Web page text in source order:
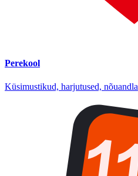
Perekool
Küsimustikud, harjutused, nõuandla